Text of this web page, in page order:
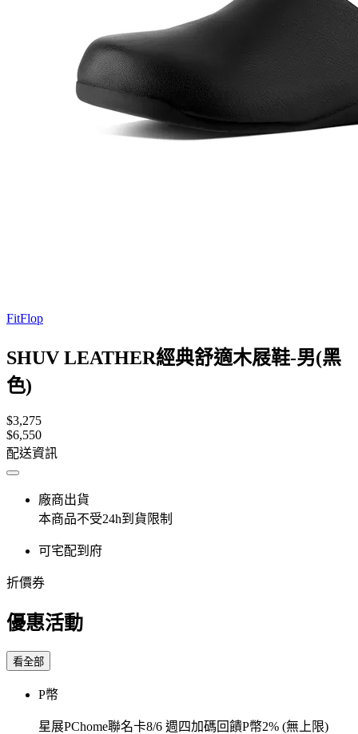
FitFlop
SHUV LEATHER經典舒適木屐鞋-男(黑
色)
$3,275
$6,550
配送資訊
廠商出貨
本商品不受24h到貨限制
可宅配到府
折價券
優惠活動
看全部
P幣
星展PChome聯名卡8/6 週四加碼回饋P幣2% (無上限)